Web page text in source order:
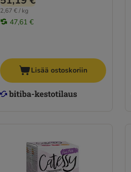
2,67 € / kg
47,61 €
Lisää ostoskoriin